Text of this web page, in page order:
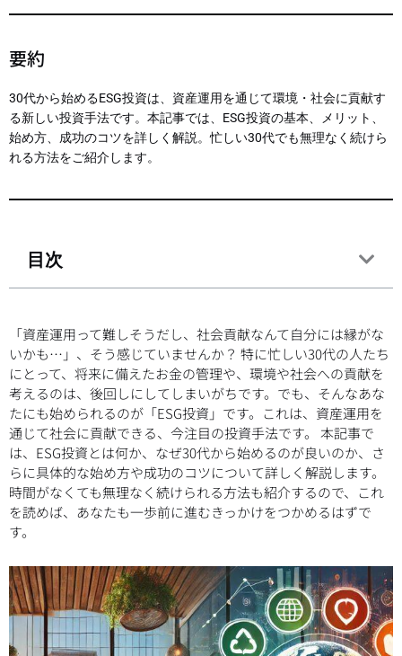
要約
30代から始めるESG投資は、資産運用を通じて環境・社会に貢献す
る新しい投資手法です。本記事では、ESG投資の基本、メリット、
始め方、成功のコツを詳しく解説。忙しい30代でも無理なく続けら
れる方法をご紹介します。
目次
「資産運用って難しそうだし、社会貢献なんて自分には縁がな
いかも…」、そう感じていませんか？ 特に忙しい30代の人たち
にとって、将来に備えたお金の管理や、環境や社会への貢献を
考えるのは、後回しにしてしまいがちです。でも、そんなあな
たにも始められるのが「ESG投資」です。これは、資産運用を
通じて社会に貢献できる、今注目の投資手法です。 本記事で
は、ESG投資とは何か、なぜ30代から始めるのが良いのか、さ
らに具体的な始め方や成功のコツについて詳しく解説します。
時間がなくても無理なく続けられる方法も紹介するので、これ
を読めば、あなたも一歩前に進むきっかけをつかめるはずで
す。